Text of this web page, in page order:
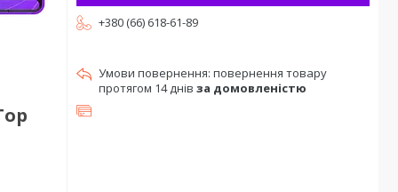
+380 (66) 618-61-89
повернення товару
протягом 14 днів за домовленістю